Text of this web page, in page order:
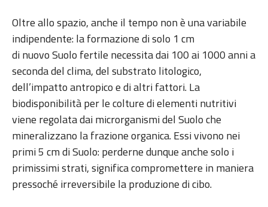
Oltre allo spazio, anche il tempo non è una variabile
indipendente: la formazione di solo 1 cm
di nuovo Suolo fertile necessita dai 100 ai 1000 anni a
seconda del clima, del substrato litologico,
dell’impatto antropico e di altri fattori. La
biodisponibilità per le colture di elementi nutritivi
viene regolata dai microrganismi del Suolo che
mineralizzano la frazione organica. Essi vivono nei
primi 5 cm di Suolo: perderne dunque anche solo i
primissimi strati, significa compromettere in maniera
pressoché irreversibile la produzione di cibo.